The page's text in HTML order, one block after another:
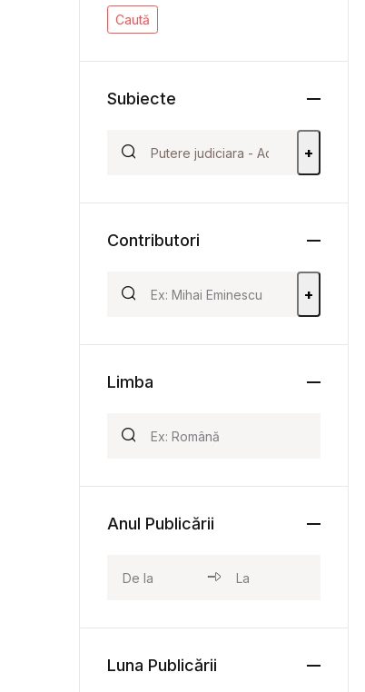
Caută
Subiecte
+
Contributori
+
Limba
Anul Publicării
Luna Publicării